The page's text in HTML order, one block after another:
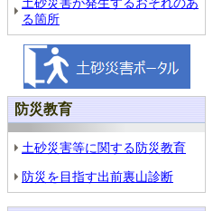
る箇所
防災教育
土砂災害等に関する防災教育
防災を目指す出前裏山診断